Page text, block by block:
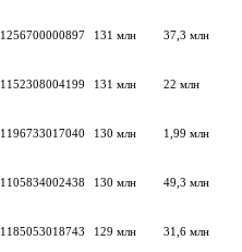
1256700000897 131 млн 37,3 млн
1152308004199 131 млн 22 млн
1196733017040 130 млн 1,99 млн
1105834002438 130 млн 49,3 млн
1185053018743 129 млн 31,6 млн